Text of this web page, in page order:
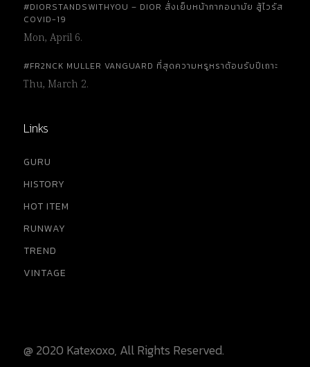
#DIORSTANDSWITHYOU – DIOR สั่งเย็บหน้ากากอนามัย สู้ไวรัส
COVID-19
Mon, April 6.
#FR2NCK MULLER VANGUARD ที่สุดความหรูหราต้อนรับปีเถาะ
Thu, March 2.
Links
GURU
HISTORY
HOT ITEM
RUNWAY
TREND
VINTAGE
@ 2020 Katexoxo, All Rights Reserved.